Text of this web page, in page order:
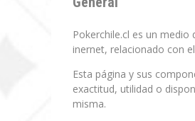
Pokerchile.cl es un
inernet, relacionado con
Esta página y sus
exactitud, utilidad o
misma.